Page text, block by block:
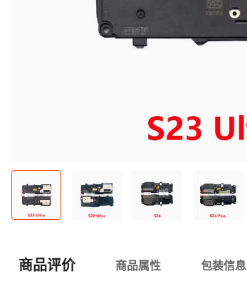
商品评价 商品属性 包装信息